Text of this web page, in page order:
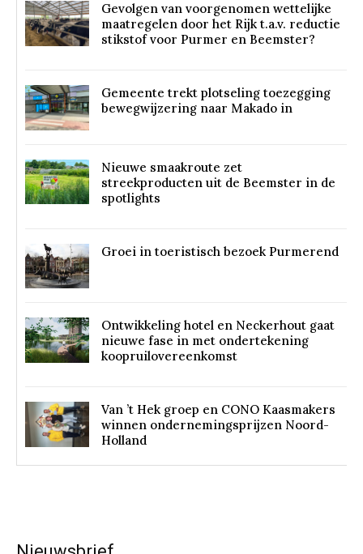
Gevolgen van voorgenomen wettelijke
maatregelen door het Rijk t.a.v. reductie
stikstof voor Purmer en Beemster?
Gemeente trekt plotseling toezegging
bewegwijzering naar Makado in
Nieuwe smaakroute zet
streekproducten uit de Beemster in de
spotlights
Groei in toeristisch bezoek Purmerend
Ontwikkeling hotel en Neckerhout gaat
nieuwe fase in met ondertekening
koopruilovereenkomst
Van ’t Hek groep en CONO Kaasmakers
winnen ondernemingsprijzen Noord-
Holland